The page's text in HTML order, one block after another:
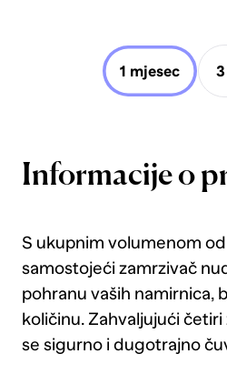
1 mjesec
Informacije o
S ukupnim volumenom
samostojeći zamrzivač
pohranu vaših namirnica,
količinu. Zahvaljujući
se sigurno i dugotrajno